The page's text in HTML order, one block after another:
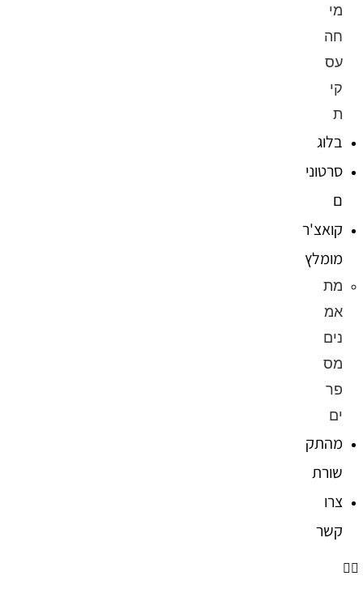
מי
חה
עס
קי
ת
בלוג
סרטוני
ם
קואצ'ר
מומלץ
מת
אמ
נים
מס
פר
ים
מהתק
שורת
צרו
קשר